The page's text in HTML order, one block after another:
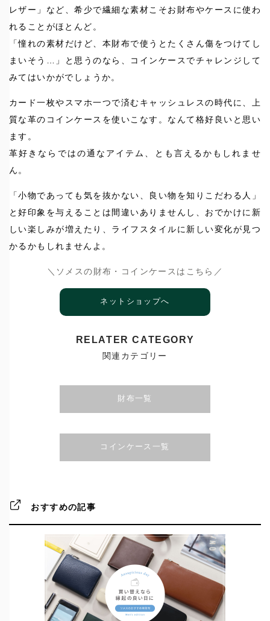
レザー」など、希少で繊細な素材こそお財布やケースに使わ
れることがほとんど。
「憧れの素材だけど、本財布で使うとたくさん傷をつけてし
まいそう…」と思うのなら、コインケースでチャレンジして
みてはいかがでしょうか。
カード一枚やスマホ一つで済むキャッシュレスの時代に、上
質な革のコインケースを使いこなす。なんて格好良いと思い
ます。
革好きならではの通なアイテム、とも言えるかもしれませ
ん。
「小物であっても気を抜かない、良い物を知りこだわる人」
と好印象を与えることは間違いありませんし、おでかけに新
しい楽しみが増えたり、ライフスタイルに新しい変化が見つ
かるかもしれませんよ。
＼ソメスの財布・コインケースはこちら／
ネットショップへ
RELATER CATEGORY
関連カテゴリー
財布一覧
コインケース一覧
おすすめの記事